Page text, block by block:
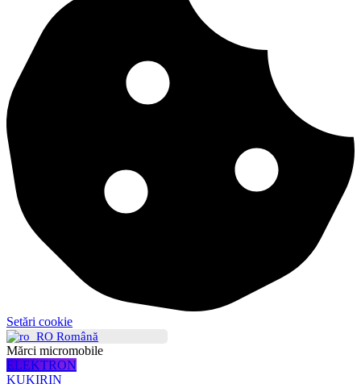
Setări cookie
Română
Mărci micromobile
ELEKTRON
KUKIRIN